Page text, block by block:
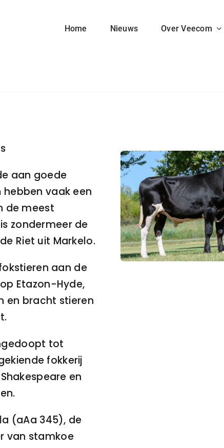
Home Nieuws Over Veecom
aan goede
vaak een
de meest
zondermeer de
Riet uit Markelo.
aan de
Etazon-Hyde,
en bracht stieren
tot
fokkerij
en
(aAa 345), de
van stamkoe